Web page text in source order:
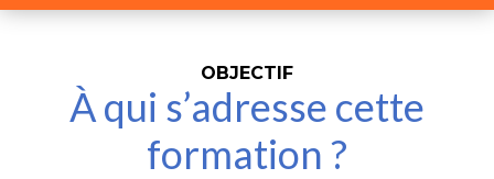
OBJECTIF
À qui s’adresse cette
formation ?